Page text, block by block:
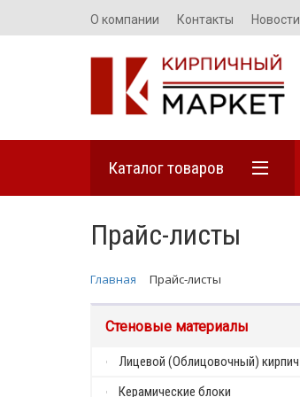
О компании Контакты Новости
Каталог товаров
Прайс-листы
Главная Прайс-листы
Стеновые материалы
Лицевой (Облицовочный) кирпич
Керамические блоки